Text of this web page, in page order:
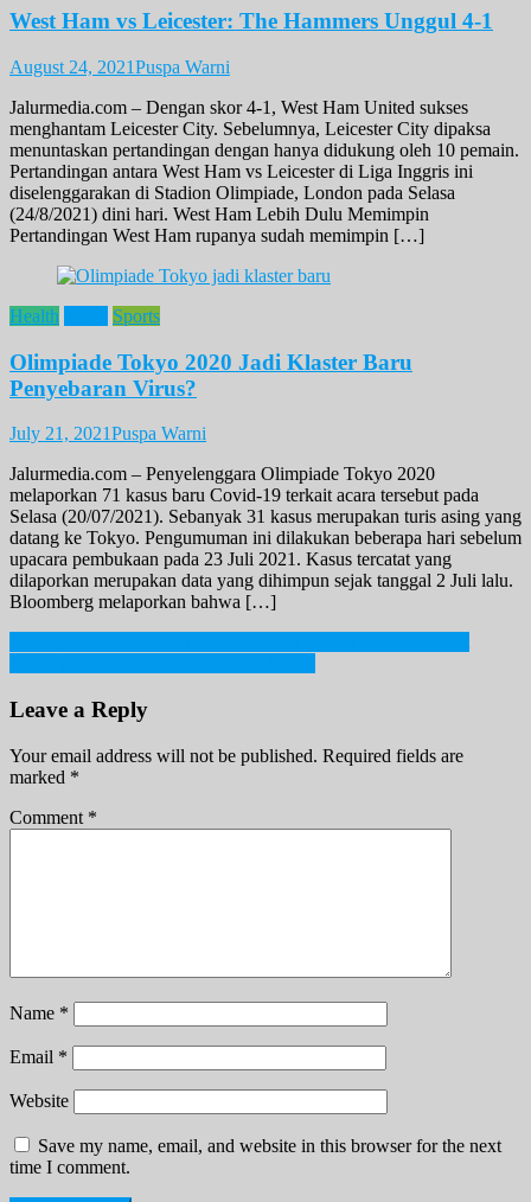
West Ham vs Leicester: The Hammers Unggul 4-1
August 24, 2021Puspa Warni
Jalurmedia.com – Dengan skor 4-1, West Ham United sukses
menghantam Leicester City. Sebelumnya, Leicester City dipaksa
menuntaskan pertandingan dengan hanya didukung oleh 10 pemain.
Pertandingan antara West Ham vs Leicester di Liga Inggris ini
diselenggarakan di Stadion Olimpiade, London pada Selasa
(24/8/2021) dini hari. West Ham Lebih Dulu Memimpin
Pertandingan West Ham rupanya sudah memimpin […]
Health Sports
Olimpiade Tokyo 2020 Jadi Klaster Baru
Penyebaran Virus?
July 21, 2021Puspa Warni
Jalurmedia.com – Penyelenggara Olimpiade Tokyo 2020
melaporkan 71 kasus baru Covid-19 terkait acara tersebut pada
Selasa (20/07/2021). Sebanyak 31 kasus merupakan turis asing yang
datang ke Tokyo. Pengumuman ini dilakukan beberapa hari sebelum
upacara pembukaan pada 23 Juli 2021. Kasus tercatat yang
dilaporkan merupakan data yang dihimpun sejak tanggal 2 Juli lalu.
Bloomberg melaporkan bahwa […]
Post
navigation
Leave a Reply
Your email address will not be published. Required fields are
marked *
Comment *
Name *
Email *
Website
Save my name, email, and website in this browser for the next
time I comment.